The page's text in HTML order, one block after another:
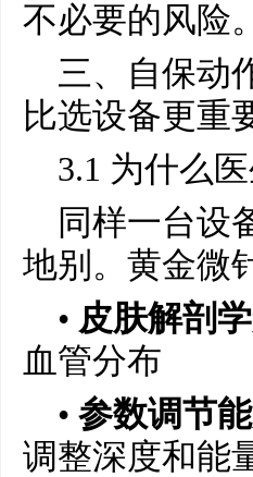
不必要的风险。
三、自保动
比选设备更重
3.1 为什么
同样一台设
地别。黄金微
• 皮肤解剖
血管分布
• 参数调节
调整深度和能